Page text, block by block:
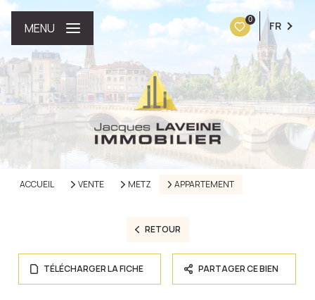
0 FR
MENU
ACCUEIL VENTE METZ APPARTEMENT
RETOUR
TÉLÉCHARGER LA FICHE PARTAGER CE BIEN